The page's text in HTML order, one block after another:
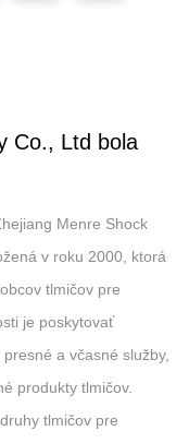
Co., Ltd bola
Menre Shock
v roku 2000, ktorá
tlmičov pre
je poskytovať
a včasné služby,
produkty tlmičov.
tlmičov pre